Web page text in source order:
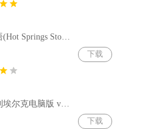
温泉物语(Hot Springs Story) v2.79
下载
欢迎来到埃尔克电脑版 v1.22.4
下载